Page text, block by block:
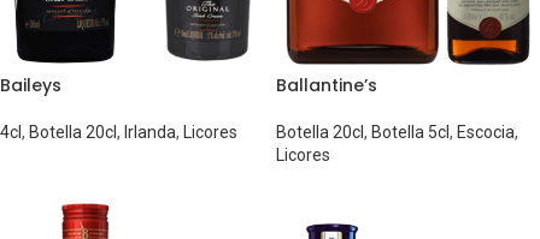
Baileys
4cl, Botella 20cl, Irlanda, Licores
Ballantine’s
Botella 20cl, Botella 5cl, Escocia,
Licores